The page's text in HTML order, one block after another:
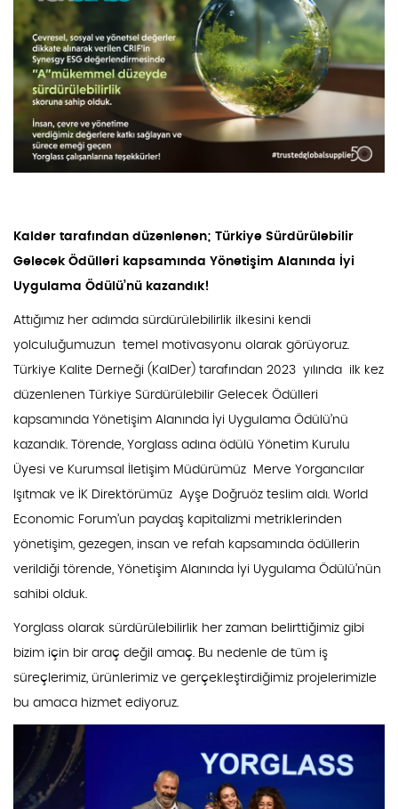
Kalder tarafından düzenlenen; Türkiye Sürdürülebilir
Gelecek Ödülleri kapsamında Yönetişim Alanında İyi
Uygulama Ödülü’nü kazandık!
Attığımız her adımda sürdürülebilirlik ilkesini kendi
yolculuğumuzun temel motivasyonu olarak görüyoruz.
Türkiye Kalite Derneği (KalDer) tarafından 2023 yılında ilk kez
düzenlenen Türkiye Sürdürülebilir Gelecek Ödülleri
kapsamında Yönetişim Alanında İyi Uygulama Ödülü’nü
kazandık. Törende, Yorglass adına ödülü Yönetim Kurulu
Üyesi ve Kurumsal İletişim Müdürümüz Merve Yorgancılar
Işıtmak ve İK Direktörümüz Ayşe Doğruöz teslim aldı. World
Economic Forum’un paydaş kapitalizmi metriklerinden
yönetişim, gezegen, insan ve refah kapsamında ödüllerin
verildiği törende, Yönetişim Alanında İyi Uygulama Ödülü’nün
sahibi olduk.
Yorglass olarak sürdürülebilirlik her zaman belirttiğimiz gibi
bizim için bir araç değil amaç. Bu nedenle de tüm iş
süreçlerimiz, ürünlerimiz ve gerçekleştirdiğimiz projelerimizle
bu amaca hizmet ediyoruz.